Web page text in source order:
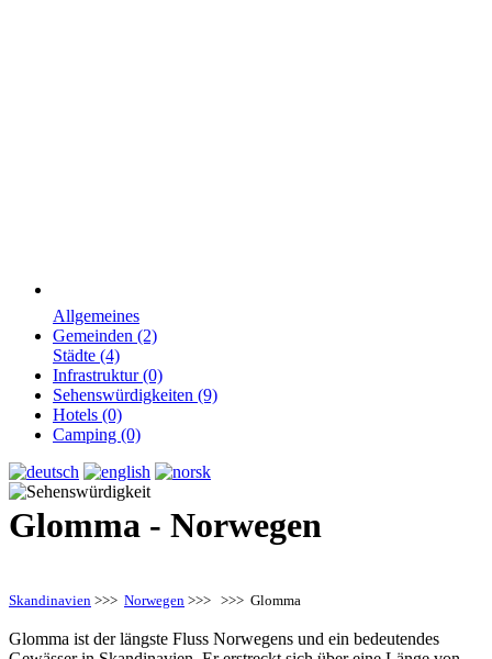
Allgemeines
Gemeinden (2)
Städte (4)
Infrastruktur (0)
Sehenswürdigkeiten (9)
Hotels (0)
Camping (0)
Glomma - Norwegen
Skandinavien >>> Norwegen >>> >>> Glomma
Glomma ist der längste Fluss Norwegens und ein bedeutendes